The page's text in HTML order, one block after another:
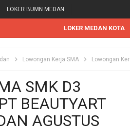
LOKER BUMN MEDAN
LOKER MEDAN KOTA
Lowongan Kerja SMA Lowongan Kerja SMK
SMK D3
BEAUTYART
AGUSTUS